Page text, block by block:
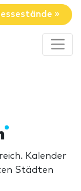
»
Kalender
Städten